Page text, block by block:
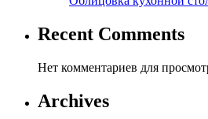
Recent Comments
Нет комментариев для
Archives